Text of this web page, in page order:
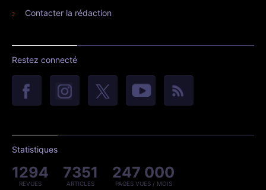
Contacter la rédaction
Restez connecté
Statistiques
1294
REVUES
7351
ARTICLES
247 000
PAGES VUES / MOIS